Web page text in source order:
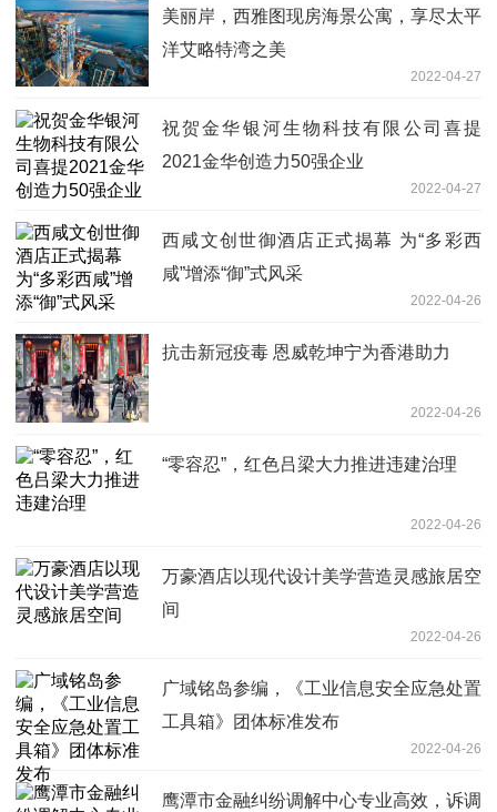
美丽岸，西雅图现房海景公寓，享尽太平
洋艾略特湾之美
2022-04-27
祝贺金华银河生物科技有限公司喜提
2021金华创造力50强企业
2022-04-27
西咸文创世御酒店正式揭幕 为“多彩西
咸”增添“御”式风采
2022-04-26
抗击新冠疫毒 恩威乾坤宁为香港助力
2022-04-26
“零容忍”，红色吕梁大力推进违建治理
2022-04-26
万豪酒店以现代设计美学营造灵感旅居空
间
2022-04-26
广域铭岛参编，《工业信息安全应急处置
工具箱》团体标准发布
2022-04-26
鹰潭市金融纠纷调解中心专业高效，诉调